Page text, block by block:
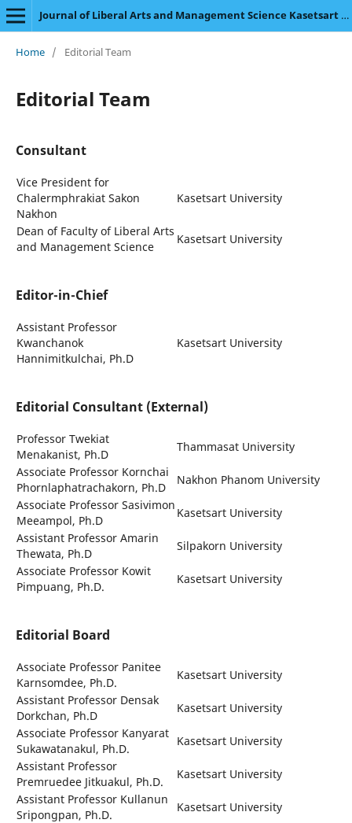
Journal of Liberal Arts and Management Science Kasetsart University
Home / Editorial Team
Editorial Team
Consultant
Vice President for
Chalermphrakiat Sakon
Nakhon
Kasetsart University
Dean of Faculty of Liberal Arts
and Management Science
Kasetsart University
Editor-in-Chief
Assistant Professor
Kwanchanok
Hannimitkulchai, Ph.D
Kasetsart University
Editorial Consultant (External)
Professor Twekiat
Menakanist, Ph.D
Thammasat University
Associate Professor Kornchai
Phornlaphatrachakorn, Ph.D
Nakhon Phanom University
Associate Professor Sasivimon
Meeampol, Ph.D
Kasetsart University
Assistant Professor Amarin
Thewata, Ph.D
Silpakorn University
Associate Professor Kowit
Pimpuang, Ph.D.
Kasetsart University
Editorial Board
Associate Professor Panitee
Karnsomdee, Ph.D.
Kasetsart University
Assistant Professor Densak
Dorkchan, Ph.D
Kasetsart University
Associate Professor Kanyarat
Sukawatanakul, Ph.D.
Kasetsart University
Assistant Professor
Premruedee Jitkuakul, Ph.D.
Kasetsart University
Assistant Professor Kullanun
Sripongpan, Ph.D.
Kasetsart University